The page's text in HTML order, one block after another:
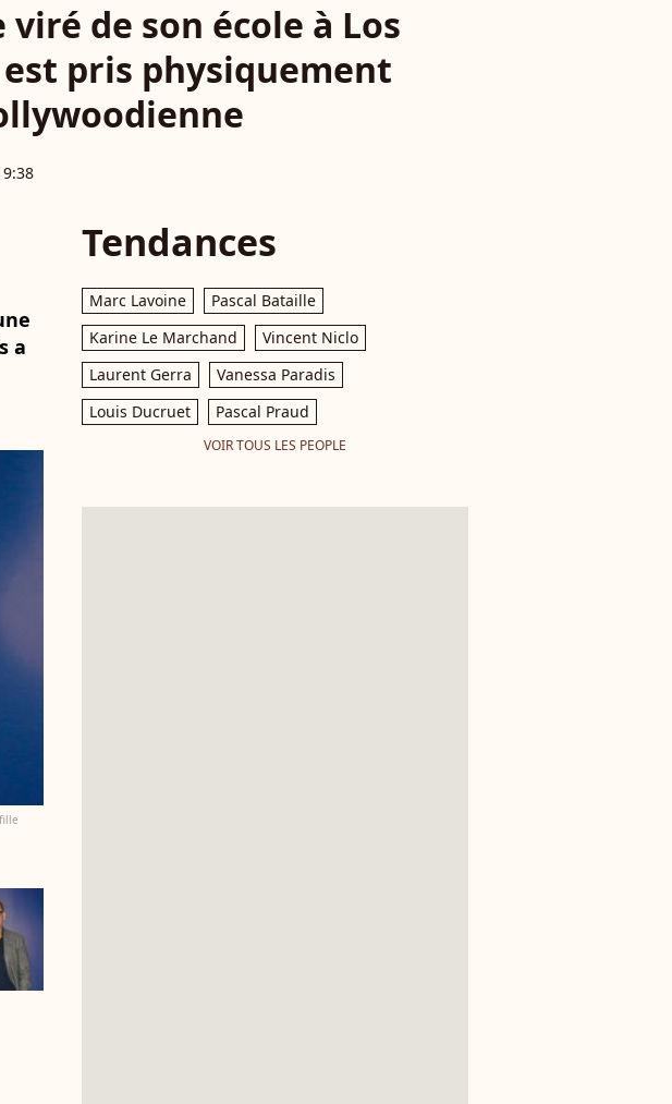
de son école à Los
pris physiquement
a
Tendances
Marc Lavoine
Pascal Bataille
Karine Le Marchand
Vincent Niclo
Laurent Gerra
Vanessa Paradis
Louis Ducruet
Pascal Praud
VOIR TOUS LES PEOPLE